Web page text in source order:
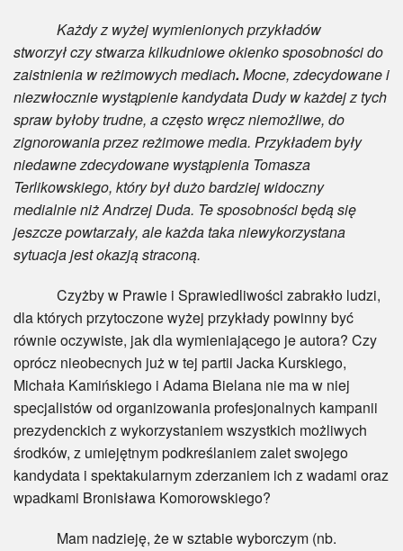
Każdy z wyżej wymienionych przykładów
stworzył czy stwarza kilkudniowe okienko sposobności do
zaistnienia w reżimowych mediach. Mocne, zdecydowane i
niezwłocznie wystąpienie kandydata Dudy w każdej z tych
spraw byłoby trudne, a często wręcz niemożliwe, do
zignorowania przez reżimowe media. Przykładem były
niedawne zdecydowane wystąpienia Tomasza
Terlikowskiego, który był dużo bardziej widoczny
medialnie niż Andrzej Duda. Te sposobności będą się
jeszcze powtarzały, ale każda taka niewykorzystana
sytuacja jest okazją straconą.
Czyżby w Prawie i Sprawiedliwości zabrakło ludzi,
dla których przytoczone wyżej przykłady powinny być
równie oczywiste, jak dla wymieniającego je autora? Czy
oprócz nieobecnych już w tej partii Jacka Kurskiego,
Michała Kamińskiego i Adama Bielana nie ma w niej
specjalistów od organizowania profesjonalnych kampanii
prezydenckich z wykorzystaniem wszystkich możliwych
środków, z umiejętnym podkreślaniem zalet swojego
kandydata i spektakularnym zderzaniem ich z wadami oraz
wpadkami Bronisława Komorowskiego?
Mam nadzieję, że w sztabie wyborczym (nb.